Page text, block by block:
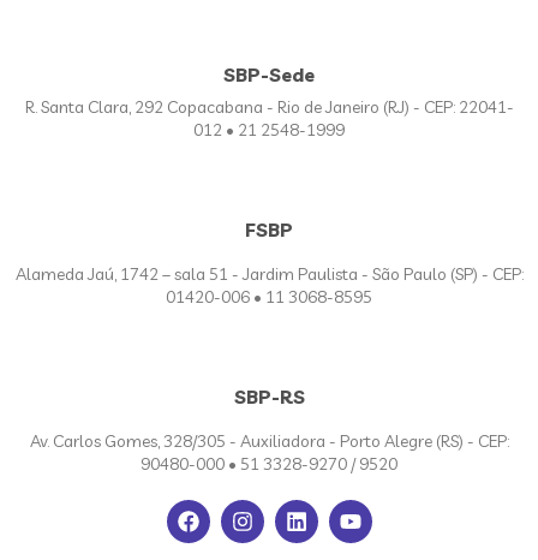
SBP-Sede
R. Santa Clara, 292 Copacabana - Rio de Janeiro (RJ) - CEP: 22041-
012 • 21 2548-1999
FSBP
Alameda Jaú, 1742 – sala 51 - Jardim Paulista - São Paulo (SP) - CEP:
01420-006 • 11 3068-8595
SBP-RS
Av. Carlos Gomes, 328/305 - Auxiliadora - Porto Alegre (RS) - CEP:
90480-000 • 51 3328-9270 / 9520